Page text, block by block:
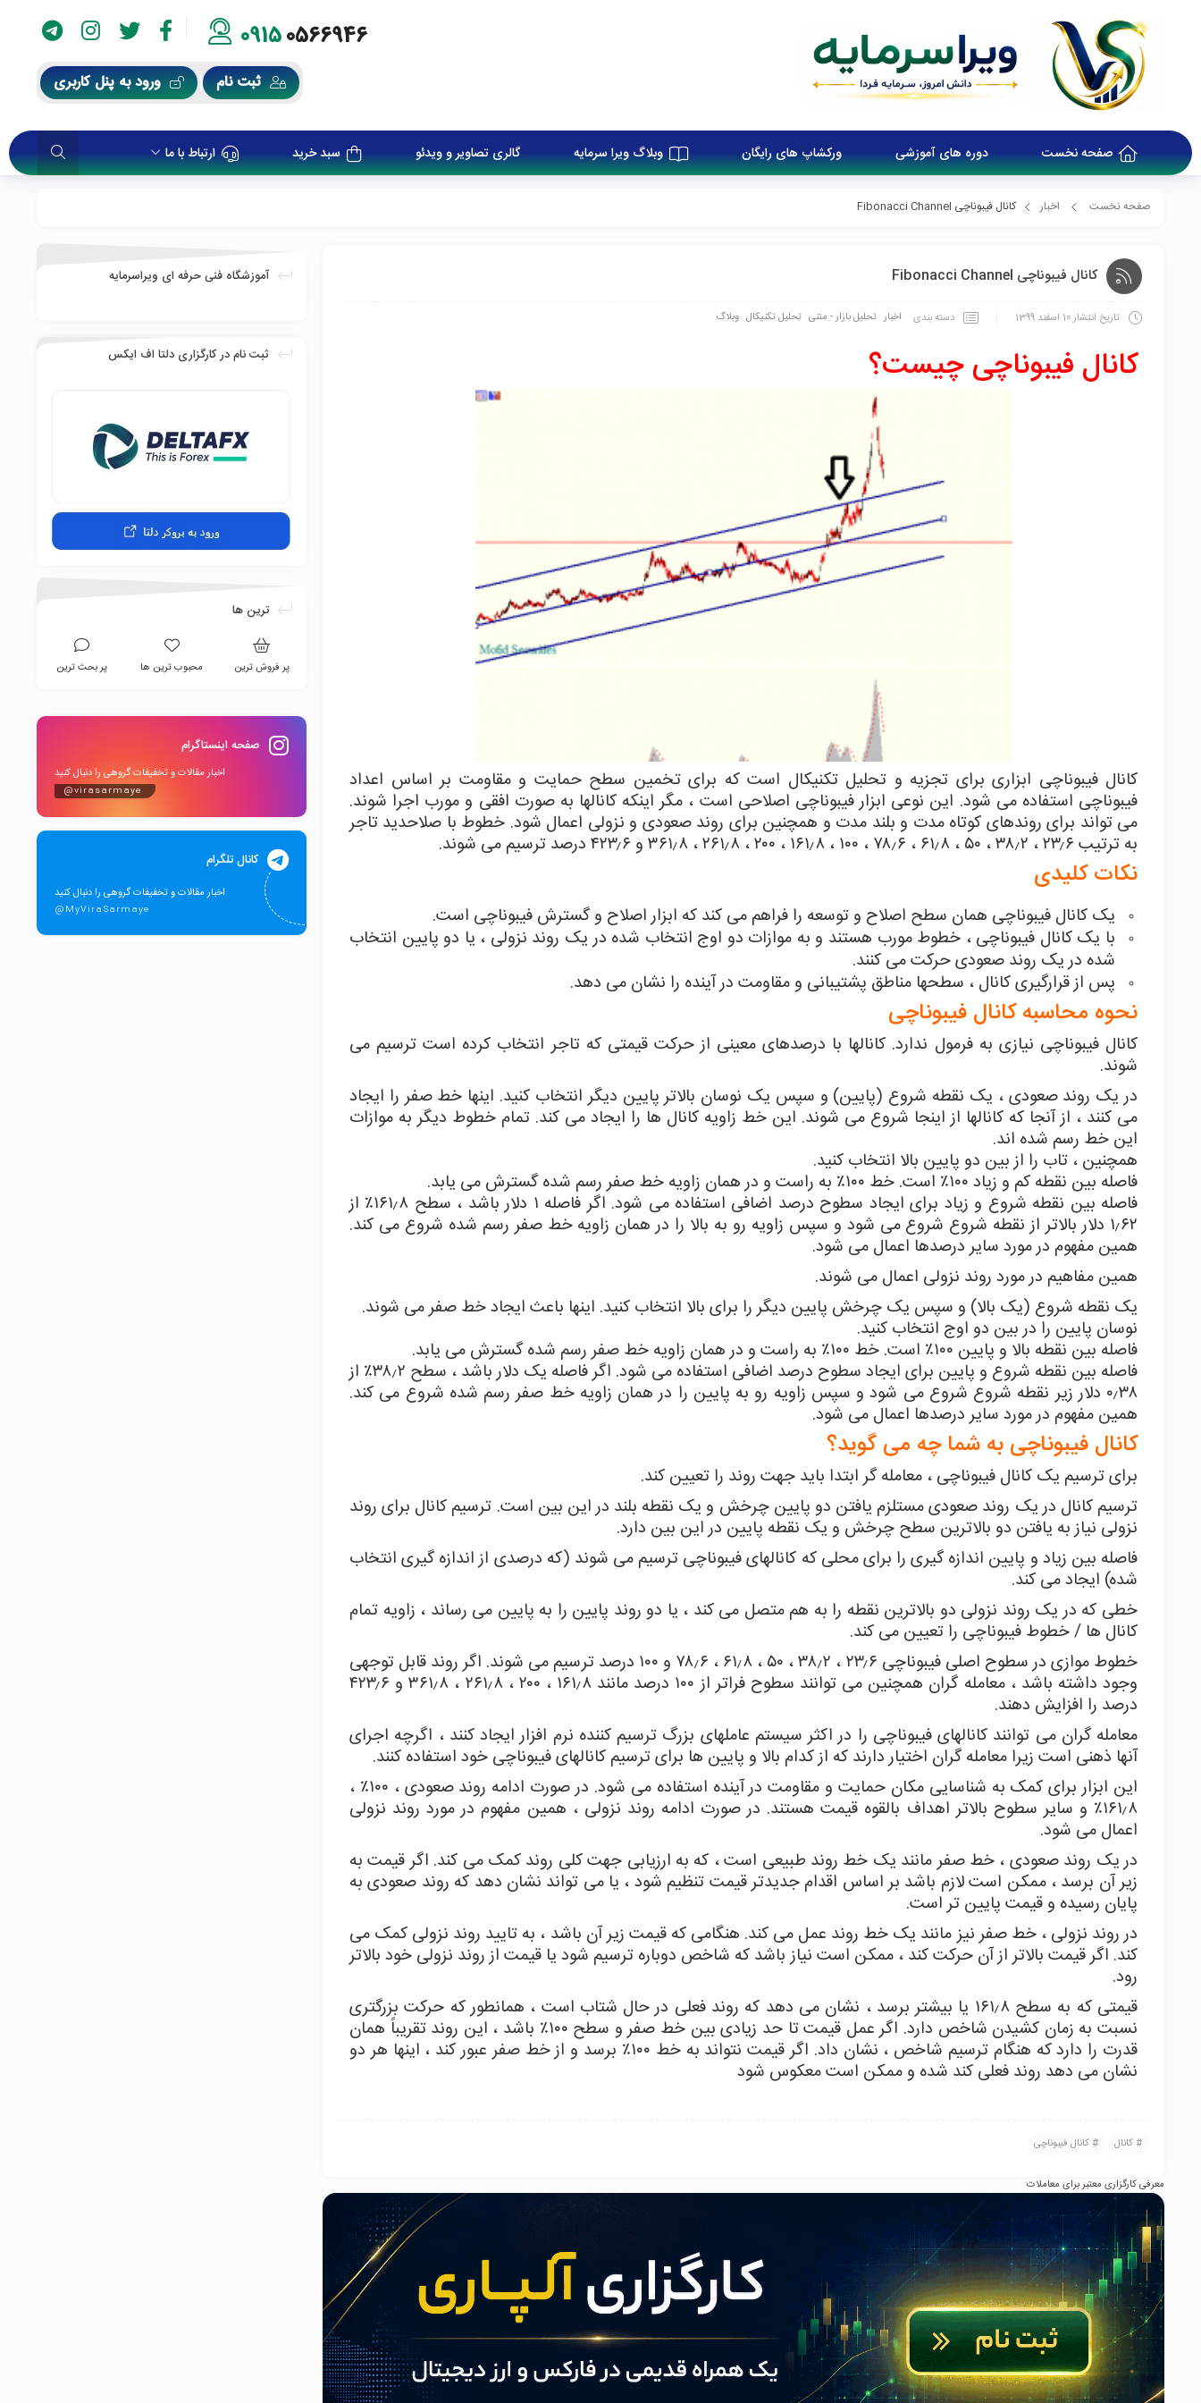
09150566946
ثبت نام ورود به پنل کاربری
صفحه نخست دوره های آموزشی ورکشاپ های رایگان وبلاگ ویرا سرمایه گالری تصاویر و ویدئو سبد خرید ارتباط با ما
صفحه نخست اخبار کانال فیبوناچی Fibonacci Channel
کانال فیبوناچی Fibonacci Channel
تاریخ انتشار10 اسفند 1399 دسته بندی اخبار تحلیل بازار - متنی تحلیل تکنیکال وبلاگ
کانال فیبوناچی چیست؟
کانال فیبوناچی ابزاری برای تجزیه و تحلیل تکنیکال است که برای تخمین سطح حمایت و مقاومت بر اساس اعداد
فیبوناچی استفاده می شود. این نوعی ابزار فیبوناچی اصلاحی است ، مگر اینکه کانالها به صورت افقی و مورب اجرا شوند.
می تواند برای روندهای کوتاه مدت و بلند مدت و همچنین برای روند صعودی و نزولی اعمال شود. خطوط با صلاحدید تاجر
به ترتیب ۲۳٫۶ ، ۳۸٫۲ ، ۵۰ ، ۶۱٫۸ ، ۷۸٫۶ ، ۱۰۰ ، ۱۶۱٫۸ ، ۲۰۰ ، ۲۶۱٫۸ ، ۳۶۱٫۸ و ۴۲۳٫۶ درصد ترسیم می شوند.
نکات کلیدی
یک کانال فیبوناچی همان سطح اصلاح و توسعه را فراهم می کند که ابزار اصلاح و گسترش فیبوناچی است.
با یک کانال فیبوناچی ، خطوط مورب هستند و به موازات دو اوج انتخاب شده در یک روند نزولی ، یا دو پایین انتخاب
شده در یک روند صعودی حرکت می کنند.
پس از قرارگیری کانال ، سطحها مناطق پشتیبانی و مقاومت در آینده را نشان می دهد.
نحوه محاسبه کانال فیبوناچی
کانال فیبوناچی نیازی به فرمول ندارد. کانالها با درصدهای معینی از حرکت قیمتی که تاجر انتخاب کرده است ترسیم می
شوند.
در یک روند صعودی ، یک نقطه شروع (پایین) و سپس یک نوسان بالاتر پایین دیگر انتخاب کنید. اینها خط صفر را ایجاد
می کنند ، از آنجا که کانالها از اینجا شروع می شوند. این خط زاویه کانال ها را ایجاد می کند. تمام خطوط دیگر به موازات
این خط رسم شده اند.
همچنین ، تاب را از بین دو پایین بالا انتخاب کنید.
فاصله بین نقطه کم و زیاد ۱۰۰٪ است. خط ۱۰۰٪ به راست و در همان زاویه خط صفر رسم شده گسترش می یابد.
فاصله بین نقطه شروع و زیاد برای ایجاد سطوح درصد اضافی استفاده می شود. اگر فاصله ۱ دلار باشد ، سطح ۱۶۱٫۸٪ از
۱٫۶۲ دلار بالاتر از نقطه شروع شروع می شود و سپس زاویه رو به بالا را در همان زاویه خط صفر رسم شده شروع می کند.
همین مفهوم در مورد سایر درصدها اعمال می شود.
همین مفاهیم در مورد روند نزولی اعمال می شوند.
یک نقطه شروع (یک بالا) و سپس یک چرخش پایین دیگر را برای بالا انتخاب کنید. اینها باعث ایجاد خط صفر می شوند.
نوسان پایین را در بین دو اوج انتخاب کنید.
فاصله بین نقطه بالا و پایین ۱۰۰٪ است. خط ۱۰۰٪ به راست و در همان زاویه خط صفر رسم شده گسترش می یابد.
فاصله بین نقطه شروع و پایین برای ایجاد سطوح درصد اضافی استفاده می شود. اگر فاصله یک دلار باشد ، سطح ۳۸٫۲٪ از
۰٫۳۸ دلار زیر نقطه شروع شروع می شود و سپس زاویه رو به پایین را در همان زاویه خط صفر رسم شده شروع می کند.
همین مفهوم در مورد سایر درصدها اعمال می شود.
کانال فیبوناچی به شما چه می گوید؟
برای ترسیم یک کانال فیبوناچی ، معامله گر ابتدا باید جهت روند را تعیین کند.
ترسیم کانال در یک روند صعودی مستلزم یافتن دو پایین چرخش و یک نقطه بلند در این بین است. ترسیم کانال برای روند
نزولی نیاز به یافتن دو بالاترین سطح چرخش و یک نقطه پایین در این بین دارد.
فاصله بین زیاد و پایین اندازه گیری را برای محلی که کانالهای فیبوناچی ترسیم می شوند (که درصدی از اندازه گیری انتخاب
شده) ایجاد می کند.
خطی که در یک روند نزولی دو بالاترین نقطه را به هم متصل می کند ، یا دو روند پایین را به پایین می رساند ، زاویه تمام
کانال ها / خطوط فیبوناچی را تعیین می کند.
خطوط موازی در سطوح اصلی فیبوناچی ۲۳٫۶ ، ۳۸٫۲ ، ۵۰ ، ۶۱٫۸ ، ۷۸٫۶ و ۱۰۰ درصد ترسیم می شوند. اگر روند قابل توجهی
وجود داشته باشد ، معامله گران همچنین می توانند سطوح فراتر از ۱۰۰ درصد مانند ۱۶۱٫۸ ، ۲۰۰ ، ۲۶۱٫۸ ، ۳۶۱٫۸ و ۴۲۳٫۶
درصد را افزایش دهند.
معامله گران می توانند کانالهای فیبوناچی را در اکثر سیستم عاملهای بزرگ ترسیم کننده نرم افزار ایجاد کنند ، اگرچه اجرای
آنها ذهنی است زیرا معامله گران اختیار دارند که از کدام بالا و پایین ها برای ترسیم کانالهای فیبوناچی خود استفاده کنند.
این ابزار برای کمک به شناسایی مکان حمایت و مقاومت در آینده استفاده می شود. در صورت ادامه روند صعودی ، ۱۰۰٪ ،
۱۶۱٫۸٪ و سایر سطوح بالاتر اهداف بالقوه قیمت هستند. در صورت ادامه روند نزولی ، همین مفهوم در مورد روند نزولی
اعمال می شود.
در یک روند صعودی ، خط صفر مانند یک خط روند طبیعی است ، که به ارزیابی جهت کلی روند کمک می کند. اگر قیمت به
زیر آن برسد ، ممکن است لازم باشد بر اساس اقدام جدیدتر قیمت تنظیم شود ، یا می تواند نشان دهد که روند صعودی به
پایان رسیده و قیمت پایین تر است.
در روند نزولی ، خط صفر نیز مانند یک خط روند عمل می کند. هنگامی که قیمت زیر آن باشد ، به تایید روند نزولی کمک می
کند. اگر قیمت بالاتر از آن حرکت کند ، ممکن است نیاز باشد که شاخص دوباره ترسیم شود یا قیمت از روند نزولی خود بالاتر
رود.
قیمتی که به سطح ۱۶۱٫۸ یا بیشتر برسد ، نشان می دهد که روند فعلی در حال شتاب است ، همانطور که حرکت بزرگتری
نسبت به زمان کشیدن شاخص دارد. اگر عمل قیمت تا حد زیادی بین خط صفر و سطح ۱۰۰٪ باشد ، این روند تقریباً همان
قدرت را دارد که هنگام ترسیم شاخص ، نشان داد. اگر قیمت نتواند به خط ۱۰۰٪ برسد و از خط صفر عبور کند ، اینها هر دو
نشان می دهد روند فعلی کند شده و ممکن است معکوس شود
کانال کانال فیبوناچی
معرفی کارگزاری معتبر برای معاملات
آموزشگاه فنی حرفه ای ویراسرمایه
ثبت نام در کارگزاری دلتا اف ایکس
ترین ها
پر فروش ترین محبوب ترین ها پر بحث ترین
صفحه اینستاگرام
اخبار مقالات و تخفیفات گروهی را دنبال کنید
@virasarmaye
کانال تلگرام
اخبار مقالات و تخفیفات گروهی را دنبال کنید
@MyViraSarmaye